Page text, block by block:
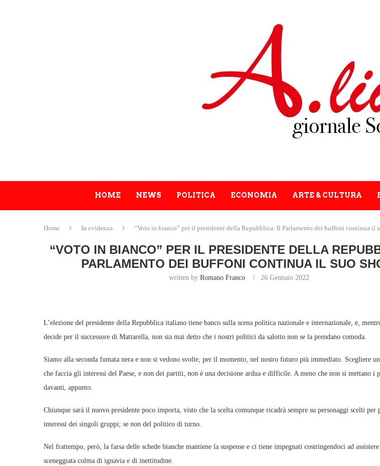
HOME NEWS POLITICA ECONOMIA ARTE & CULTURA
Home In evidenza “Voto in bianco” per il presidente della Repubblica: Il Parlamento dei buffoni continua il
“VOTO IN BIANCO” PER IL PRESIDENTE DELLA
PARLAMENTO DEI BUFFONI CONTINUA IL SUO
written by Romano Franco 26 Gennaio 2022
L’elezione del presidente della Repubblica italiano tiene banco sulla scena politica nazionale e internazionale, e,
decide per il successore di Mattarella, non sia mai detto che i nostri politici da salotto non se la prendano comoda.
Siamo alla seconda fumata nera e non si vedono svolte, per il momento, nel nostro futuro più immediato. Scegliere
che faccia gli interessi del Paese, e non dei partiti, non è una decisione ardua e difficile. A meno che non si mettano i
davanti, appunto.
Chiunque sarà il nuovo presidente poco importa, visto che la scelta comunque ricadrà sempre su personaggi scelti per
interessi dei singoli gruppi; se non del politico di turno.
Nel frattempo, però, la farsa delle schede bianche mantiene la suspense e ci tiene impegnati costringendoci ad assistere
sceneggiata colma di ignavia e di inettitudine.